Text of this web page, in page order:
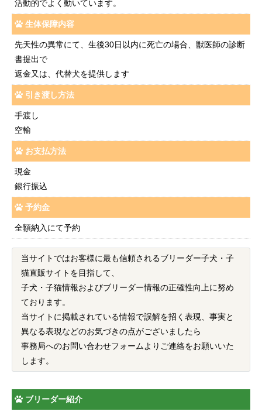
活動的でよく動いています。
生体保障内容
先天性の異常にて、生後30日以内に死亡の場合、獣医師の診断
書提出で
返金又は、代替犬を提供します
引き渡し方法
手渡し
空輸
お支払方法
現金
銀行振込
予約金
全額納入にて予約
当サイトではお客様に最も信頼されるブリーダー子犬・子
猫直販サイトを目指して、
子犬・子猫情報およびブリーダー情報の正確性向上に努め
ております。
当サイトに掲載されている情報で誤解を招く表現、事実と
異なる表現などのお気づきの点がございましたら
事務局へのお問い合わせフォームよりご連絡をお願いいた
します。
ブリーダー紹介